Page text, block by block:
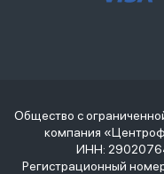
Общество с
компания
ИНН:
Регистрационный